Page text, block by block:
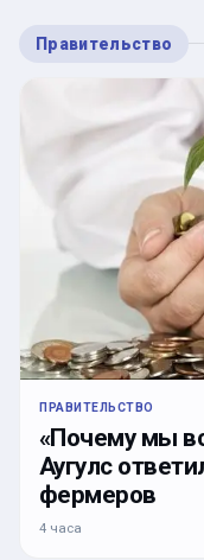
Правительство
ПРАВИТЕЛЬСТВО
«Почему мы
Аугулс
фермеров
4 часа